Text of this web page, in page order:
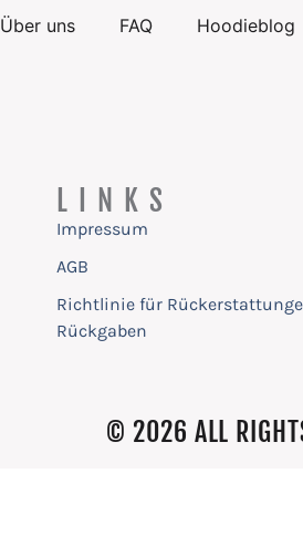
Über uns FAQ Hoodieblog
LINKS
Impressum
AGB
Richtlinie für
Rückgaben
© 2026 ALL